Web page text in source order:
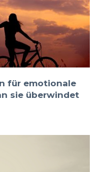
für emotionale
sie überwindet